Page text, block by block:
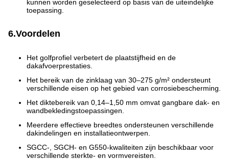
kunnen worden geselecteerd op basis van de uiteindelijke
toepassing.
6.Voordelen
Het golfprofiel verbetert de plaatstijfheid en de
dakafvoerprestaties.
Het bereik van de zinklaag van 30–275 g/m² ondersteunt
verschillende eisen op het gebied van corrosiebescherming.
Het diktebereik van 0,14–1,50 mm omvat gangbare dak- en
wandbekledingstoepassingen.
Meerdere effectieve breedtes ondersteunen verschillende
dakindelingen en installatieontwerpen.
SGCC-, SGCH- en G550-kwaliteiten zijn beschikbaar voor
verschillende sterkte- en vormvereisten.